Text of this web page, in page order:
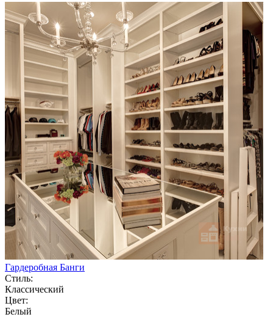
Гардеробная Банги
Стиль:
Классический
Цвет:
Белый